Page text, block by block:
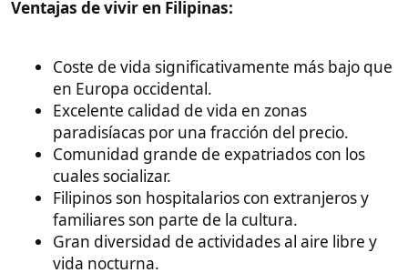
Europa. Integrarse en la cultura local es clave para
Un a mala envidia o hacerle la competencia a quien
no debes, puede ser peligroso, pero si no criticas su
cultura, la política, no alardeas, no interfieres en la
vida amorosa o económica de los locales, no
deberías tener problemas.
La mayoría de los extranjeros encarcelados o
asesinados suelen tener un historial problemático,
chulesco, desafiante, competidor en temas de
negocios con gente local o gente importante o
influyente. Engañar a una mujer para acostarte con